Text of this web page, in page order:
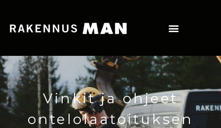
Vinkit ja ohjeet
ontelolaatoituksen